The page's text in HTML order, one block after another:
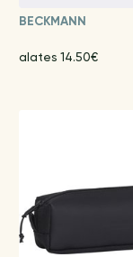
BECKMANN
alates 14.50€